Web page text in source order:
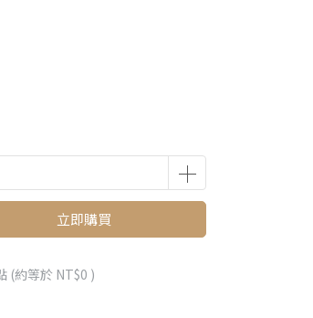
立即購買
(約等於NT$0 )